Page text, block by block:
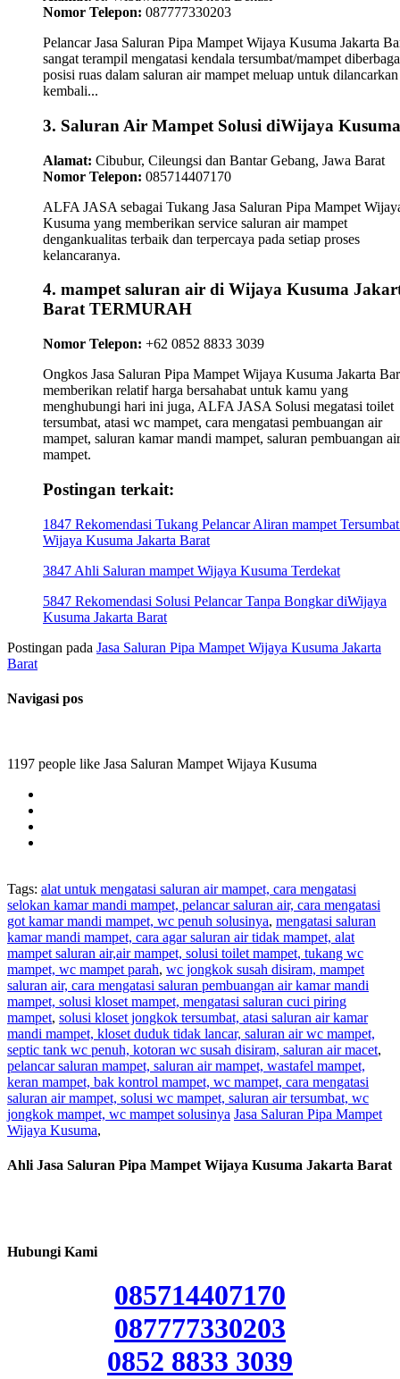
Nomor Telepon: 087777330203
Pelancar Jasa Saluran Pipa Mampet Wijaya Kusuma Jakarta
sangat terampil mengatasi kendala tersumbat/mampet
posisi ruas dalam saluran air mampet meluap untuk dilancarkan
kembali...
3. Saluran Air Mampet Solusi diWijaya Kusuma
Alamat: Cibubur, Cileungsi dan Bantar Gebang, Jawa Barat
Nomor Telepon: 085714407170
ALFA JASA sebagai Tukang Jasa Saluran Pipa Mampet
Kusuma yang memberikan service saluran air mampet
dengankualitas terbaik dan terpercaya pada setiap proses
kelancaranya.
4. mampet saluran air di Wijaya Kusuma
Barat TERMURAH
Nomor Telepon: +62 0852 8833 3039
Ongkos Jasa Saluran Pipa Mampet Wijaya Kusuma Jakarta
memberikan relatif harga bersahabat untuk kamu yang
menghubungi hari ini juga, ALFA JASA Solusi megatasi toilet
tersumbat, atasi wc mampet, cara mengatasi pembuangan air
mampet, saluran kamar mandi mampet, saluran pembuangan air
mampet.
Postingan terkait:
1847 Rekomendasi Tukang Pelancar Aliran mampet
Wijaya Kusuma Jakarta Barat
3847 Ahli Saluran mampet Wijaya Kusuma Terdekat
5847 Rekomendasi Solusi Pelancar Tanpa Bongkar diWijaya
Kusuma Jakarta Barat
Postingan pada Jasa Saluran Pipa Mampet Wijaya Kusuma Jakarta
Barat
Navigasi pos
1197 people like Jasa Saluran Mampet Wijaya Kusuma
Tags: alat untuk mengatasi saluran air mampet, cara mengatasi
selokan kamar mandi mampet, pelancar saluran air, cara mengatasi
got kamar mandi mampet, wc penuh solusinya, mengatasi saluran
kamar mandi mampet, cara agar saluran air tidak mampet, alat
mampet saluran air,air mampet, solusi toilet mampet, tukang wc
mampet, wc mampet parah, wc jongkok susah disiram, mampet
saluran air, cara mengatasi saluran pembuangan air kamar mandi
mampet, solusi kloset mampet, mengatasi saluran cuci piring
mampet, solusi kloset jongkok tersumbat, atasi saluran air kamar
mandi mampet, kloset duduk tidak lancar, saluran air wc mampet,
septic tank wc penuh, kotoran wc susah disiram, saluran air macet,
pelancar saluran mampet, saluran air mampet, wastafel mampet,
keran mampet, bak kontrol mampet, wc mampet, cara mengatasi
saluran air mampet, solusi wc mampet, saluran air tersumbat, wc
jongkok mampet, wc mampet solusinya Jasa Saluran Pipa Mampet
Wijaya Kusuma,
Ahli Jasa Saluran Pipa Mampet Wijaya Kusuma Jakarta Barat
Hubungi Kami
085714407170
087777330203
0852 8833 3039